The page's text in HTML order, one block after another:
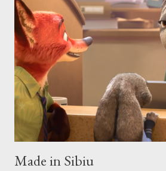
the game files ;). Installation After
have to install it. If the *.iso file is
have to uncompressed it. After that
after you go with cd command in the
sudo mount -t iso9660 -o loop HMM3-
Made in Sibiu